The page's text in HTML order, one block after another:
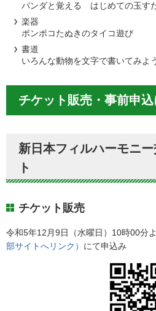
パンダと覚える はじめての玉す
楽器
ポンポコたぬきのタイコ遊び
書道
いろんな動物を文字で書いてみよ
チケット販売・事前申
新日本フィルハーモニ
ト
チケット販売
令和5年12月9日（水曜日）10時00分
部サイトへリンク） にて申込み